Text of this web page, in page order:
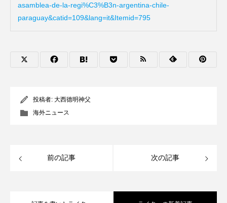
asamblea-de-la-regi%C3%B3n-argentina-chile-
paraguay&catid=109&lang=it&Itemid=795
投稿者: 大西德明神父
海外ニュース
前の記事 次の記事